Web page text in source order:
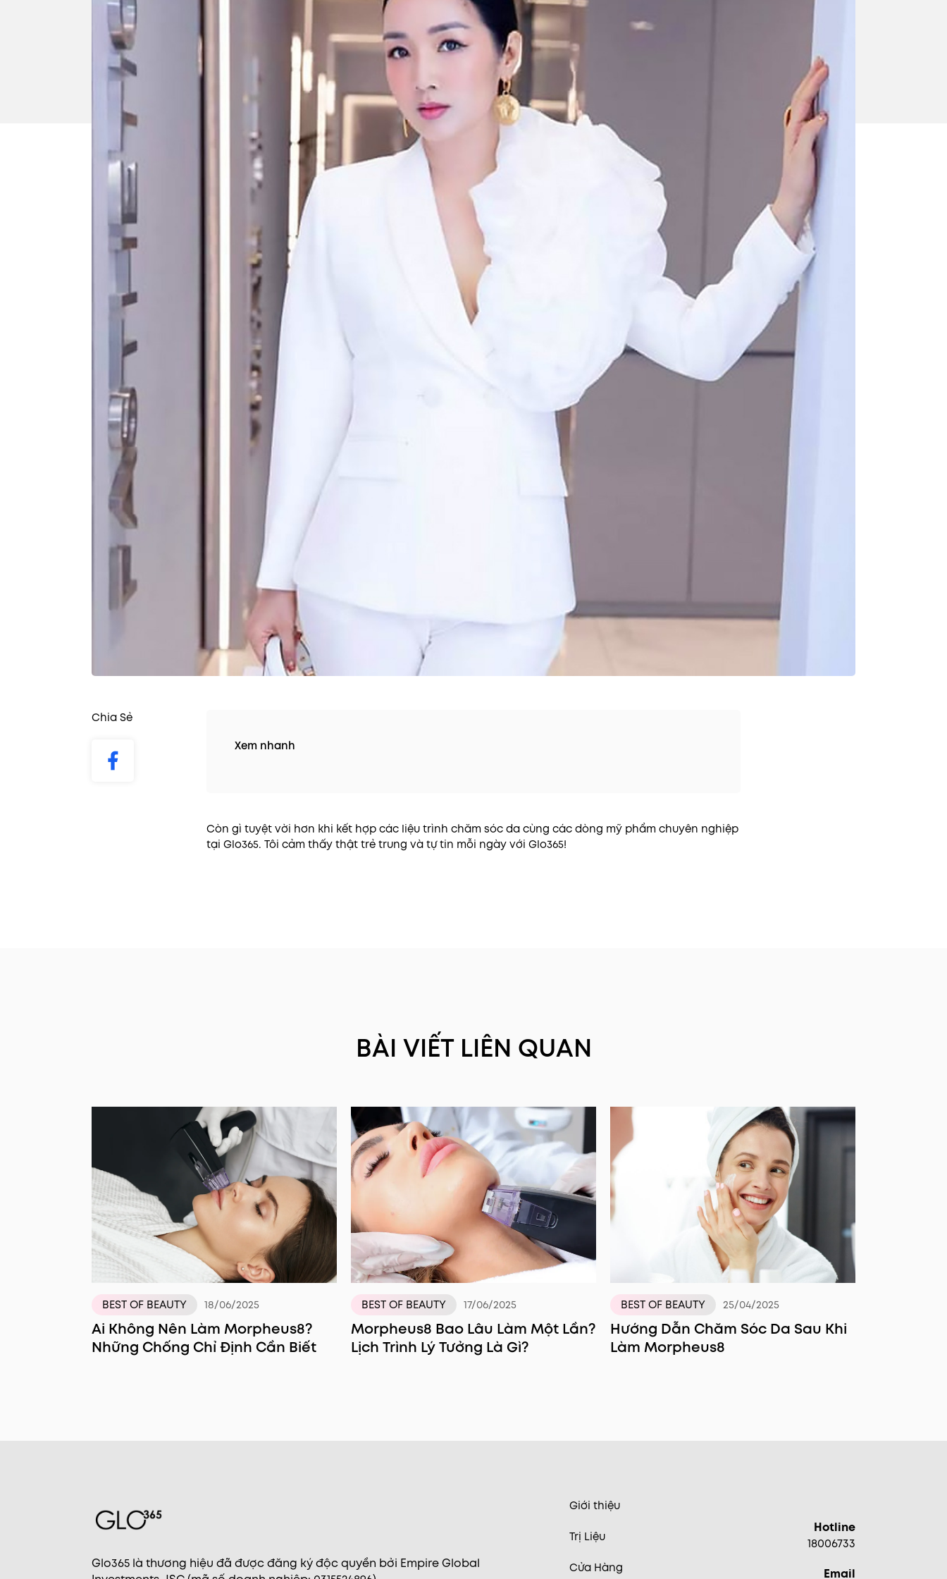
Chia Sẻ
Xem nhanh
Còn gì tuyệt vời hơn khi kết hợp các liệu trình chăm sóc da cùng các dòng mỹ phẩm chuyên nghiệp
tại Glo365. Tôi cảm thấy thật trẻ trung và tự tin mỗi ngày với Glo365!
BÀI VIẾT LIÊN QUAN
BEST OF BEAUTY 18/06/2025
Ai Không Nên Làm Morpheus8?
Những Chống Chỉ Định Cần Biết
BEST OF BEAUTY 17/06/2025
Morpheus8 Bao Lâu Làm Một Lần?
Lịch Trình Lý Tưởng Là Gì?
BEST OF BEAUTY 25/04/2025
Hướng Dẫn Chăm Sóc Da Sau Khi
Làm Morpheus8
Glo365 là thương hiệu đã được đăng ký độc quyền bởi Empire Global
Giới thiệu
Trị Liệu
Cửa Hàng
Hotline
18006733
Email